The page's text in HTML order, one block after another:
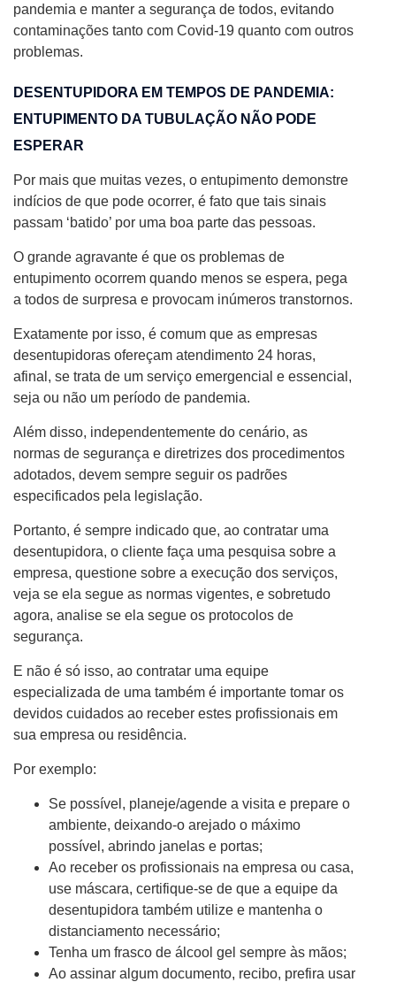
pandemia e manter a segurança de todos, evitando
contaminações tanto com Covid-19 quanto com outros
problemas.
DESENTUPIDORA EM TEMPOS DE PANDEMIA:
ENTUPIMENTO DA TUBULAÇÃO NÃO PODE
ESPERAR
Por mais que muitas vezes, o entupimento demonstre
indícios de que pode ocorrer, é fato que tais sinais
passam ‘batido’ por uma boa parte das pessoas.
O grande agravante é que os problemas de
entupimento ocorrem quando menos se espera, pega
a todos de surpresa e provocam inúmeros transtornos.
Exatamente por isso, é comum que as empresas
desentupidoras ofereçam atendimento 24 horas,
afinal, se trata de um serviço emergencial e essencial,
seja ou não um período de pandemia.
Além disso, independentemente do cenário, as
normas de segurança e diretrizes dos procedimentos
adotados, devem sempre seguir os padrões
especificados pela legislação.
Portanto, é sempre indicado que, ao contratar uma
desentupidora, o cliente faça uma pesquisa sobre a
empresa, questione sobre a execução dos serviços,
veja se ela segue as normas vigentes, e sobretudo
agora, analise se ela segue os protocolos de
segurança.
E não é só isso, ao contratar uma equipe
especializada de uma também é importante tomar os
devidos cuidados ao receber estes profissionais em
sua empresa ou residência.
Por exemplo:
Se possível, planeje/agende a visita e prepare o
ambiente, deixando-o arejado o máximo
possível, abrindo janelas e portas;
Ao receber os profissionais na empresa ou casa,
use máscara, certifique-se de que a equipe da
desentupidora também utilize e mantenha o
distanciamento necessário;
Tenha um frasco de álcool gel sempre às mãos;
Ao assinar algum documento, recibo, prefira usar